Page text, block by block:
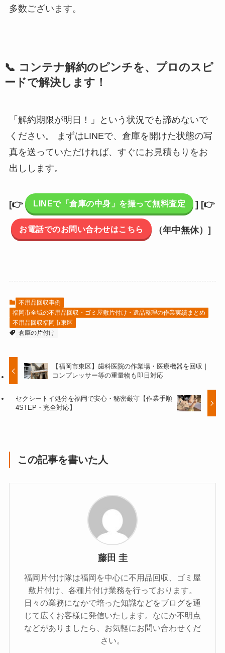
多数ございます。
📞 コンテナ解約のピンチを、プロのスピ
ードで解決します！
「解約期限が明日！」という状況でも諦めないで
ください。 まずはLINEで、倉庫を開けた状態の写
真を送っていただければ、すぐにお見積もりをお
出しします。
[👉 LINEで「倉庫の中身」を撮って無料査定 ] [👉
お電話でのお問い合わせはこちら （年中無休）]
不用品回収事例
福岡市全域の不用品回収・ゴミ屋敷片付け・遺品整理の作業実績まとめ
不用品回収福岡市東区
倉庫の片付け
【福岡市東区】歯科医院の作業場・医療機器を回収｜
コンプレッサー等の重量物も即日対応
セクシートイ処分を福岡で安心・秘密厳守【作業手順
4STEP・完全対応】
この記事を書いた人
藤田 圭
福岡片付け隊は福岡を中心に不用品回収、ゴミ屋
敷片付け、各種片付け業務を行っております。
日々の業務になかで培った知識などをブログを通
じて広くお客様に発信いたします。なにか不明点
などがありましたら、お気軽にお問い合わせくだ
さい。